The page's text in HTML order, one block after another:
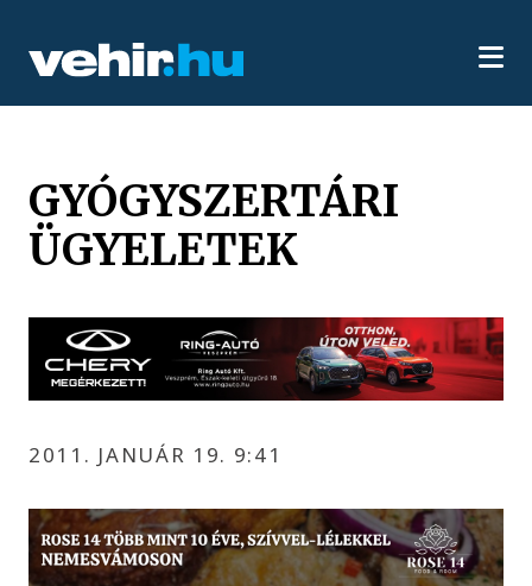
GYÓGYSZERTÁRI
ÜGYELETEK
2011. JANUÁR 19. 9:41